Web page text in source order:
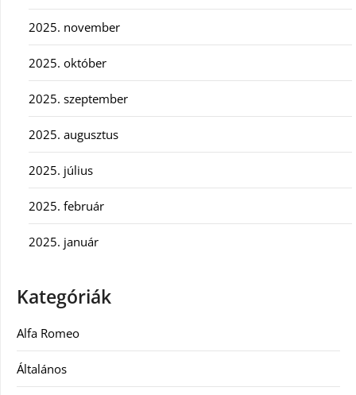
2025. november
2025. október
2025. szeptember
2025. augusztus
2025. július
2025. február
2025. január
Kategóriák
Alfa Romeo
Általános